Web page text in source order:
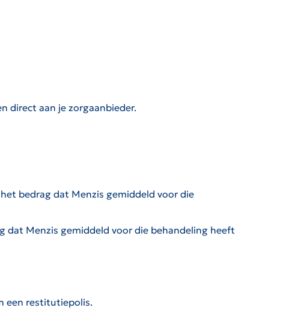
direct aan je zorgaanbieder.
bedrag dat Menzis gemiddeld voor die
Menzis gemiddeld voor die behandeling heeft
een restitutiepolis.